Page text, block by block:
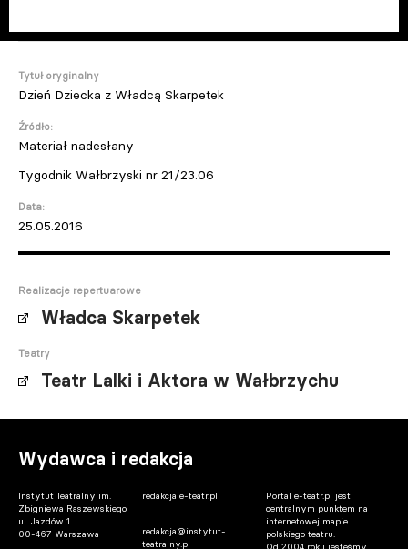
Tytuł oryginalny
Dzień Dziecka z Władcą Skarpetek
Źródło:
Materiał nadesłany
Tygodnik Wałbrzyski nr 21/23.06
Data:
25.05.2016
Realizacje repertuarowe
Władca Skarpetek
Teatry
Teatr Lalki i Aktora w Wałbrzychu
Wydawca i redakcja
Instytut Teatralny im.
Zbigniewa Raszewskiego
ul. Jazdów 1
00-467 Warszawa
redakcja e-teatr.pl
redakcja@instytut-
teatralny.pl
Portal e-teatr.pl jest
centralnym punktem na
internetowej mapie
polskiego teatru.